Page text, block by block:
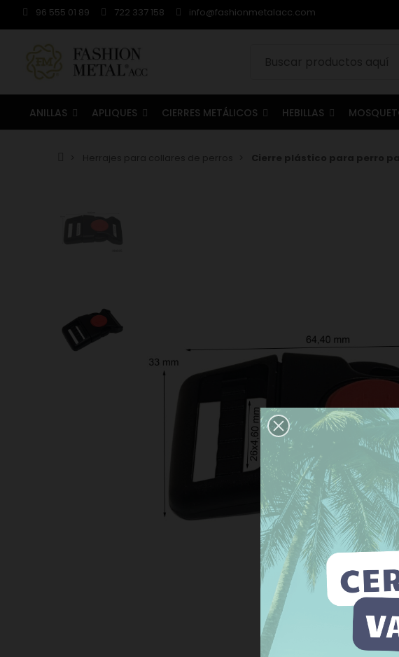
96 555 01 89 722 337 158 info@fashionmetalacc.com
ANILLAS APLIQUES CIERRES METÁLICOS HEBILLAS
Este sitio web utiliza
nuestros servicios y
preferencias
dar su
Más información